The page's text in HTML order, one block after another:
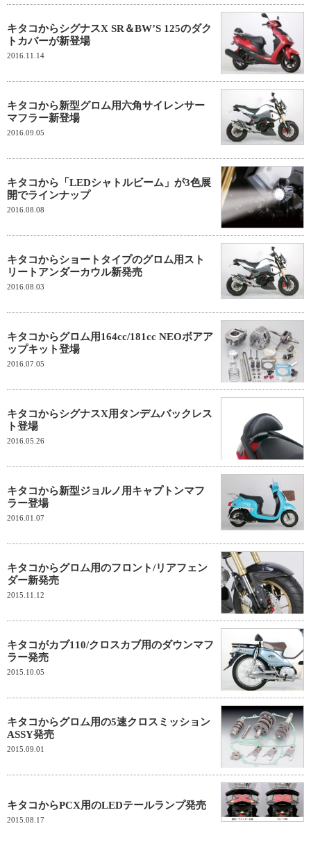
キタコからシグナスX SR＆BW’S 125のダク
トカバーが新登場
2016.11.14
キタコから新型グロム用六角サイレンサー
マフラー新登場
2016.09.05
キタコから「LEDシャトルビーム」が3色展
開でラインナップ
2016.08.08
キタコからショートタイプのグロム用スト
リートアンダーカウル新発売
2016.08.03
キタコからグロム用164cc/181cc NEOボアア
ップキット登場
2016.07.05
キタコからシグナスX用タンデムバックレス
ト登場
2016.05.26
キタコから新型ジョルノ用キャプトンマフ
ラー登場
2016.01.07
キタコからグロム用のフロント/リアフェン
ダー新発売
2015.11.12
キタコがカブ110/クロスカブ用のダウンマフ
ラー発売
2015.10.05
キタコからグロム用の5速クロスミッション
ASSY発売
2015.09.01
キタコからPCX用のLEDテールランプ発売
2015.08.17